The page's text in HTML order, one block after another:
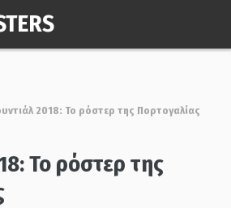
8 Αυγ. 2026
2018: Το ρόστερ της Πορτογαλίας
Το ρόστερ της